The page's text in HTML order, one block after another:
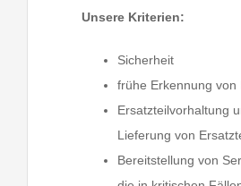
Unsere Kriterien:
Sicherheit
frühe Erkennung von
Ersatzteilvorhaltung
Lieferung von
Bereitstellung von